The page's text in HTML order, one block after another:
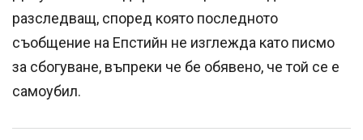
разследващ, според която последното
съобщение на Епстийн не изглежда като писмо
за сбогуване, въпреки че бе обявено, че той се е
самоубил.